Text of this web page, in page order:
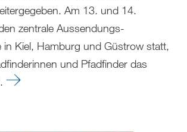
Am 13. und 14.
zentrale Aussendungs-
in Kiel, Hamburg und Güstrow statt,
und Pfadfinder das